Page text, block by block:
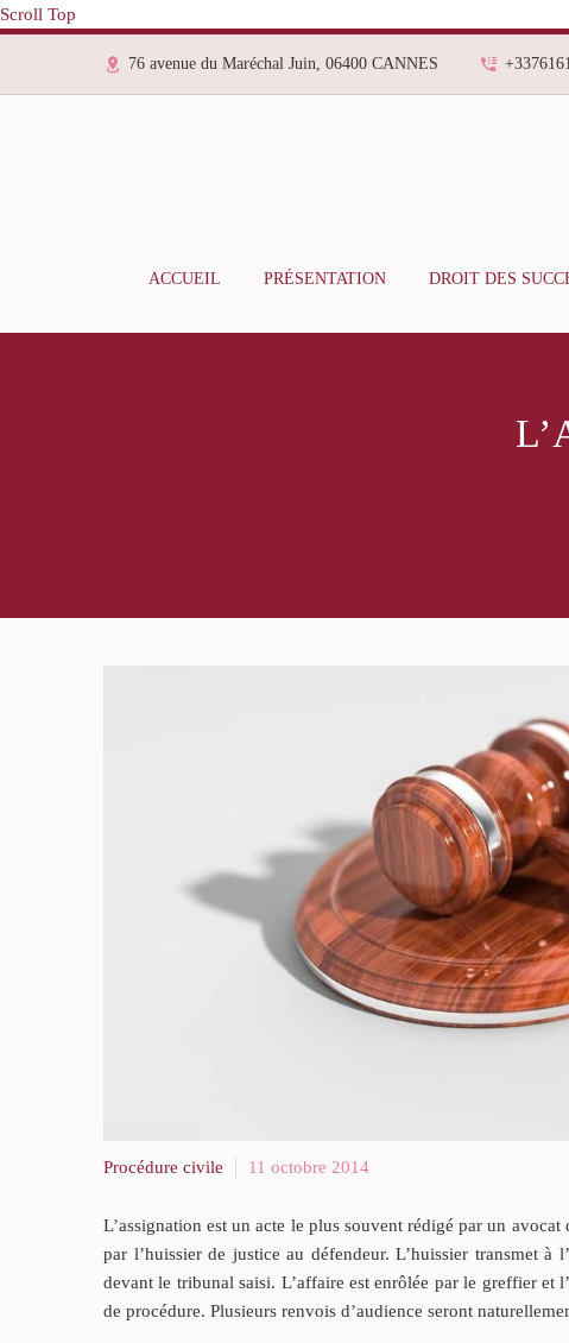
Scroll Top
76 avenue du Maréchal Juin, 06400 CANNES
ACCUEIL PRÉSENTATION DROIT DES
Procédure civile 11 octobre 2014
L’assignation est un acte le plus souvent rédigé par un
par l’huissier de justice au défendeur. L’huissier transmet
devant le tribunal saisi. L’affaire est enrôlée par le greffier et
de procédure. Plusieurs renvois d’audience seront